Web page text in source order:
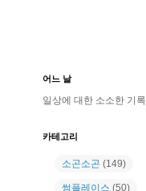
어느 날
일상에 대한 소소한 기록
카테고리
소곤소곤 (149)
썸플레이스 (50)